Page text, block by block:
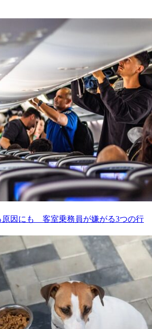
原因にも 客室乗務員が嫌がる3つの行